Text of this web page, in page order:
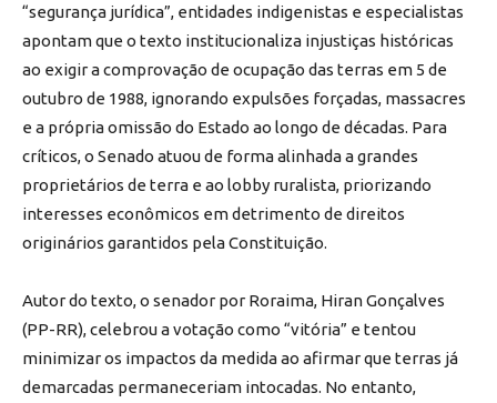
“segurança jurídica”, entidades indigenistas e especialistas
apontam que o texto institucionaliza injustiças históricas
ao exigir a comprovação de ocupação das terras em 5 de
outubro de 1988, ignorando expulsões forçadas, massacres
e a própria omissão do Estado ao longo de décadas. Para
críticos, o Senado atuou de forma alinhada a grandes
proprietários de terra e ao lobby ruralista, priorizando
interesses econômicos em detrimento de direitos
originários garantidos pela Constituição.
Autor do texto, o senador por Roraima, Hiran Gonçalves
(PP-RR), celebrou a votação como “vitória” e tentou
minimizar os impactos da medida ao afirmar que terras já
demarcadas permaneceriam intocadas. No entanto,